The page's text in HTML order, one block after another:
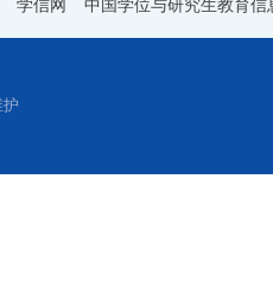
学信网 中国学位与研究生教育信